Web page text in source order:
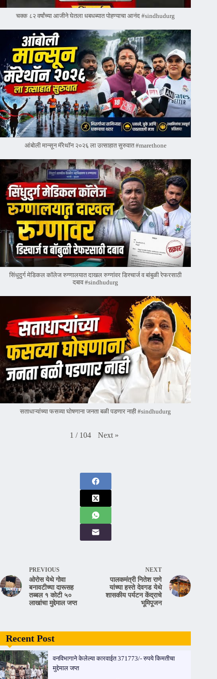
चक्क ८२ वर्षांच्या आजीने घेतला धबधब्यात पोहण्याचा आनंद #sindhudurg
आंबोली मान्सून मॅरेथॉन २०२६ ला उत्साहात सुरुवात #marethone
सिंधुदुर्ग मेडिकल कॉलेज रुग्णालयात दाखल रुग्णांवर डिस्चार्ज व बांबुळी रेफरसाठी
दबाव #sindhudurg
सताधाऱ्यांच्या फसव्या घोषणाना जनता बळी पडणार नाही #sindhudurg
1 / 104 Next »
PREVIOUS
ओरोस येथे गोवा
बनावटीच्या दारूसह
तब्बल १ कोटी ५०
लाखांचा मुद्देमाल जप्त
NEXT
पालकमंत्री नितेश राणे
यांच्या हस्ते देवगड येथे
शासकीय पर्यटन केंद्राचे
भूमिपूजन
Recent Post
वनविभागाने केलेल्या कारवाईत 371773/- रुपये किमतीचा
मुद्देमाल जप्त